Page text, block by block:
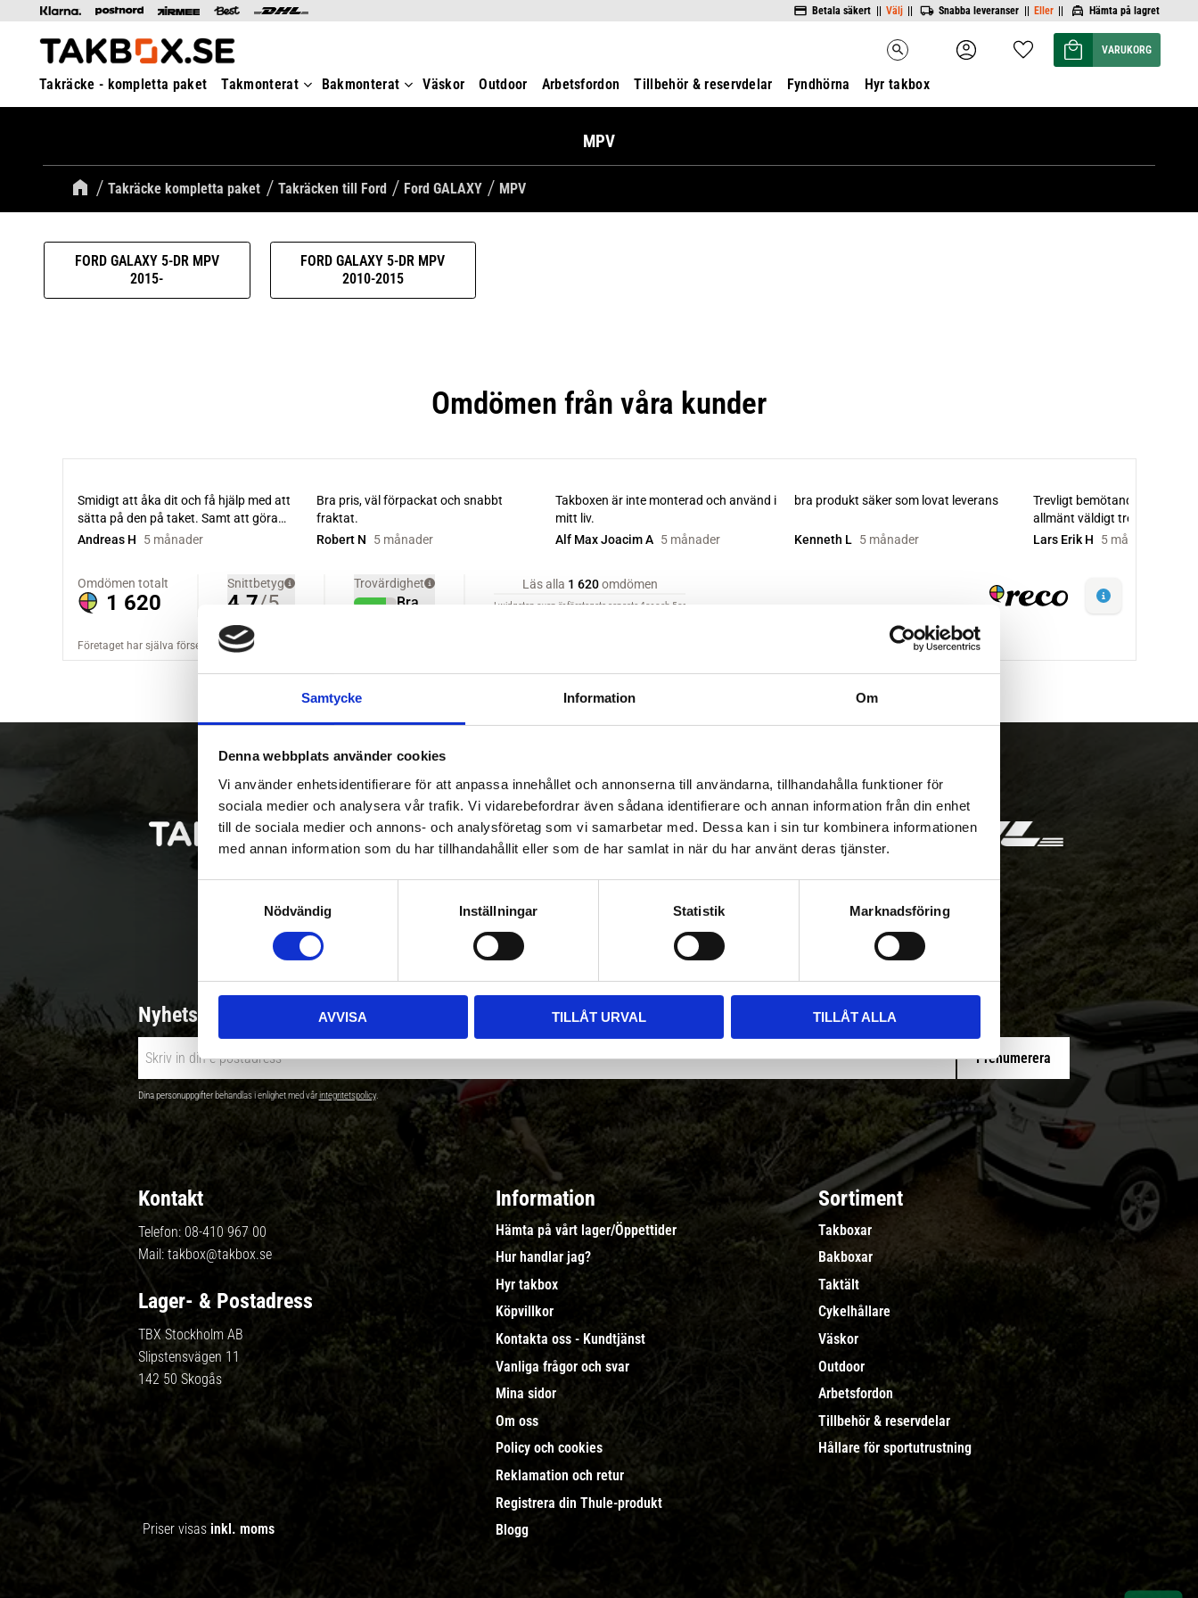
Samtycke Information Om
Denna webbplats använder cookies
Vi använder enhetsidentifierare för att anpassa innehållet och annonserna till användarna, tillhandahålla funktioner för
sociala medier och analysera vår trafik. Vi vidarebefordrar även sådana identifierare och annan information från din enhet
till de sociala medier och annons- och analysföretag som vi samarbetar med. Dessa kan i sin tur kombinera informationen
med annan information som du har tillhandahållit eller som de har samlat in när du har använt deras tjänster.
e
s
v
a
Nödvändig Inställningar Statistik Marknadsföring
AVVISA TILLÅT URVAL TILLÅT ALLA
Betala säkert || Välj || Snabba leveranser || Eller || Hämta på lagret
search Favoriter
Kundvagn
Takräcke - kompletta paket Takmonterat Bakmonterat Väskor Outdoor Arbetsfordon Tillbehör & reservdelar Fyndhörna Hyr takbox
MPV
Takräcke kompletta paket Takräcken till Ford Ford GALAXY MPV
FORD GALAXY 5-DR MPV
2015-
FORD GALAXY 5-DR MPV
2010-2015
Betala säkert || Snabba leveranser || Hämta på lagret med/utan montering
Nyhetsbrev - Ta del av nyheter & erbjudanden
Prenumerera
Dina personuppgifter behandlas i enlighet med vårintegritetspolicy.
Kontakt
Telefon: 08-410 967 00
Mail: takbox@takbox.se
Lager- & Postadress
TBX Stockholm AB
Slipstensvägen 11
142 50 Skogås
Information
Hämta på vårt lager/Öppettider
Hur handlar jag?
Hyr takbox
Köpvillkor
Kontakta oss - Kundtjänst
Vanliga frågor och svar
Mina sidor
Om oss
Policy och cookies
Reklamation och retur
Registrera din Thule-produkt
Blogg
Sortiment
Takboxar
Bakboxar
Taktält
Cykelhållare
Väskor
Outdoor
Arbetsfordon
Tillbehör & reservdelar
Hållare för sportutrustning
Priser visas inkl. moms